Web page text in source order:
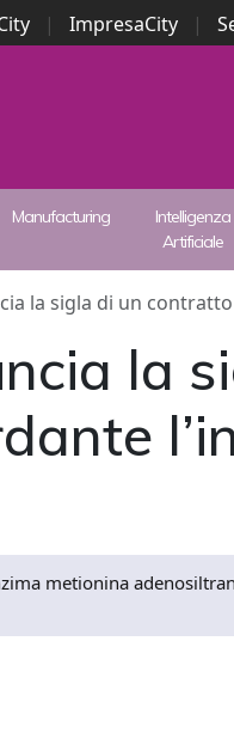
| ImpresaCity |
Manufacturing
Intelligenza
Artificiale
la sigla di un
la
metionina